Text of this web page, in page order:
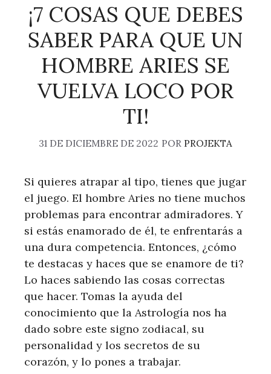
¡7 COSAS QUE DEBES
SABER PARA QUE UN
HOMBRE ARIES SE
VUELVA LOCO POR
TI!
31 DE DICIEMBRE DE 2022 POR PROJEKTA
Si quieres atrapar al tipo, tienes que jugar
el juego. El hombre Aries no tiene muchos
problemas para encontrar admiradores. Y
si estás enamorado de él, te enfrentarás a
una dura competencia. Entonces, ¿cómo
te destacas y haces que se enamore de ti?
Lo haces sabiendo las cosas correctas
que hacer. Tomas la ayuda del
conocimiento que la Astrología nos ha
dado sobre este signo zodiacal, su
personalidad y los secretos de su
corazón, y lo pones a trabajar.